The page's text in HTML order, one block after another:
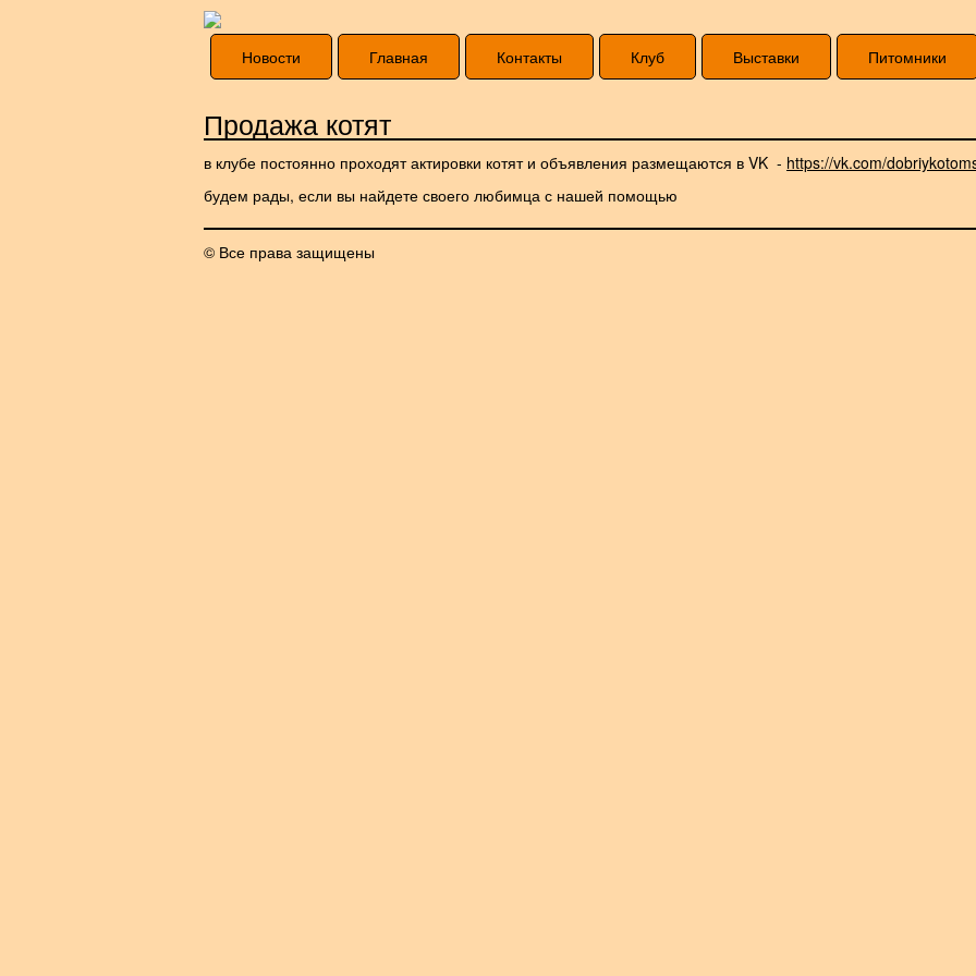
Новости Главная Контакты Клуб Выставки Питомники
Продажа котят
в клубе постоянно проходят актировки котят и объявления размещаются в VK - https://vk.com/
будем рады, если вы найдете своего любимца с нашей помощью
© Все права защищены